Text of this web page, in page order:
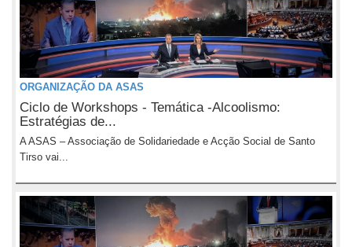
ORGANIZAÇÃO DA ASAS
Ciclo de Workshops - Temática -Alcoolismo:
Estratégias de...
A ASAS – Associação de Solidariedade e Acção Social de Santo
Tirso vai...